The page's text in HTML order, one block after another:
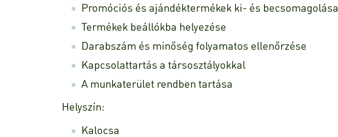
Promóciós és ajándéktermékek ki- és becsomagolása
Termékek beállókba helyezése
Darabszám és minőség folyamatos ellenőrzése
Kapcsolattartás a társosztályokkal
A munkaterület rendben tartása
Helyszín:
Kalocsa